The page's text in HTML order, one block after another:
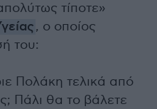
τίποτε»
, ο οποίος
του:
Πολάκη τελικά από
Πάλι θα το βάλετε